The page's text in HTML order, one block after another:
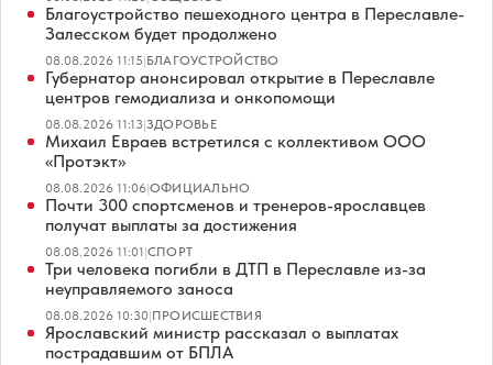
Благоустройство пешеходного центра в Переславле-
Залесском будет продолжено
08.08.2026 11:15|БЛАГОУСТРОЙСТВО
Губернатор анонсировал открытие в Переславле
центров гемодиализа и онкопомощи
08.08.2026 11:13|ЗДОРОВЬЕ
Михаил Евраев встретился с коллективом ООО
«Протэкт»
08.08.2026 11:06|ОФИЦИАЛЬНО
Почти 300 спортсменов и тренеров-ярославцев
получат выплаты за достижения
08.08.2026 11:01|СПОРТ
Три человека погибли в ДТП в Переславле из-за
неуправляемого заноса
08.08.2026 10:30|ПРОИСШЕСТВИЯ
Ярославский министр рассказал о выплатах
пострадавшим от БПЛА